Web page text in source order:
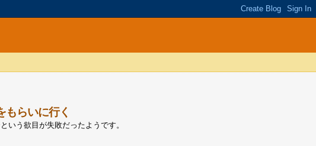
もらいに行く
いう欲目が失敗だったようです。